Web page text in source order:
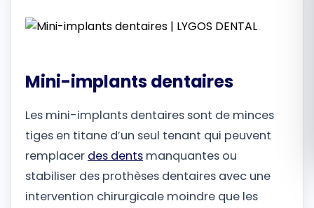
Mini-implants dentaires
Les mini-implants dentaires sont de minces
tiges en titane d’un seul tenant qui peuvent
remplacer des dents manquantes ou
stabiliser des prothèses dentaires avec une
intervention chirurgicale moindre que les